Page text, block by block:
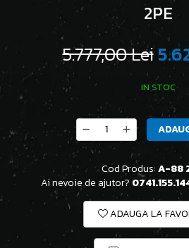
2PE
5.777,00 Lei
IN STOC
Cod Produs:A-88
Ai nevoie de ajutor?
ADAUGA LA